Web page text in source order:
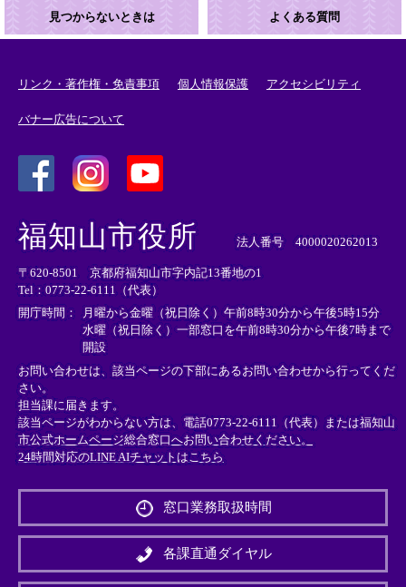
見つからないときは よくある質問
リンク・著作権・免責事項 個人情報保護 アクセシビリティ
バナー広告について
外
部
リ
ン
ク
＞
外
リ
ン
ク
＞
外
部
ン
ク
＞
福知山市役所 法人番号 4000020262013
〒620-8501 京都府福知山市字内記13番地の1
Tel：0773-22-6111（代表）
開庁時間：
月曜から金曜（祝日除く）午前8時30分から午後5時15分
水曜（祝日除く）一部窓口を午前8時30分から午後7時まで
開設
お問い合わせは、該当ページの下部にあるお問い合わせから行ってくだ
さい。
担当課に届きます。
該当ページがわからない方は、電話0773-22-6111（代表）または福知山
市公式ホームページ総合窓口へお問い合わせください。
24時間対応のLINE AIチャットはこちら
外
リ
ン
＞
窓口業務取扱時間
各課直通ダイヤル